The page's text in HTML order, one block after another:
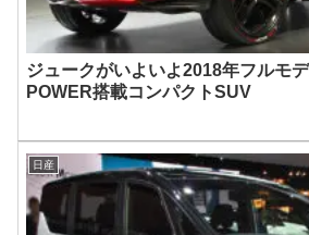
ジュークがいよいよ2018年フルモ
POWER搭載コンパクトSUV
日産